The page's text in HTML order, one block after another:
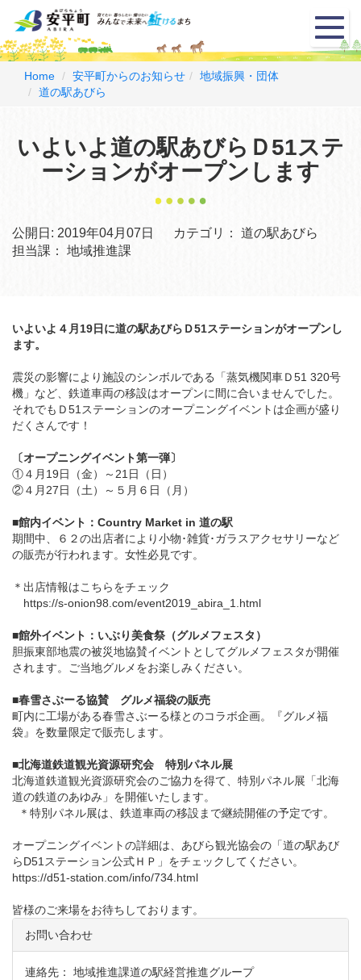
メ
ニ
ュ
Home 安平町からのお知らせ
地域振興・団体
道の駅あびら
いよいよ道の駅あびらＤ51ステ
ーションがオープンします
公開日: 2019年04月07日 カテゴリ：
道の駅あびら
担当課：
地域推進課
いよいよ４月19日に道の駅あびらＤ51ステーションがオープンし
ます。
震災の影響により施設のシンボルである「蒸気機関車Ｄ51 320号
機」など、鉄道車両の移設はオープンに間に合いませんでした。
それでもＤ51ステーションのオープニングイベントは企画が盛り
だくさんです！
〔オープニングイベント第一弾〕
①４月19日（金）～21日（日）
②４月27日（土）～５月６日（月）
■館内イベント：Country Market in 道の駅
期間中、６２の出店者により小物･雑貨･ガラスアクセサリーなど
の販売が行われます。女性必見です。
＊出店情報はこちらをチェック
https://s-onion98.com/event2019_abira_1.html
■館外イベント：いぶり美食祭（グルメフェスタ）
胆振東部地震の被災地協賛イベントとしてグルメフェスタが開催
されます。ご当地グルメをお楽しみください。
■春雪さぶーる協賛 グルメ福袋の販売
町内に工場がある春雪さぶーる様とのコラボ企画。『グルメ福
袋』を数量限定で販売します。
■北海道鉄道観光資源研究会 特別パネル展
北海道鉄道観光資源研究会のご協力を得て、特別パネル展「北海
道の鉄道のあゆみ」を開催いたします。
＊特別パネル展は、鉄道車両の移設まで継続開催の予定です。
オープニングイベントの詳細は、あびら観光協会の「道の駅あび
らD51ステーション公式ＨＰ」をチェックしてください。
https://d51-station.com/info/734.html
皆様のご来場をお待ちしております。
お問い合わせ
連絡先： 地域推進課道の駅経営推進グループ